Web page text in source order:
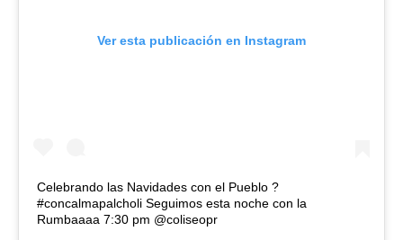
Ver esta publicación en Instagram
Celebrando las Navidades con el Pueblo ?
#concalmapalcholi Seguimos esta noche con la
Rumbaaaa 7:30 pm @coliseopr